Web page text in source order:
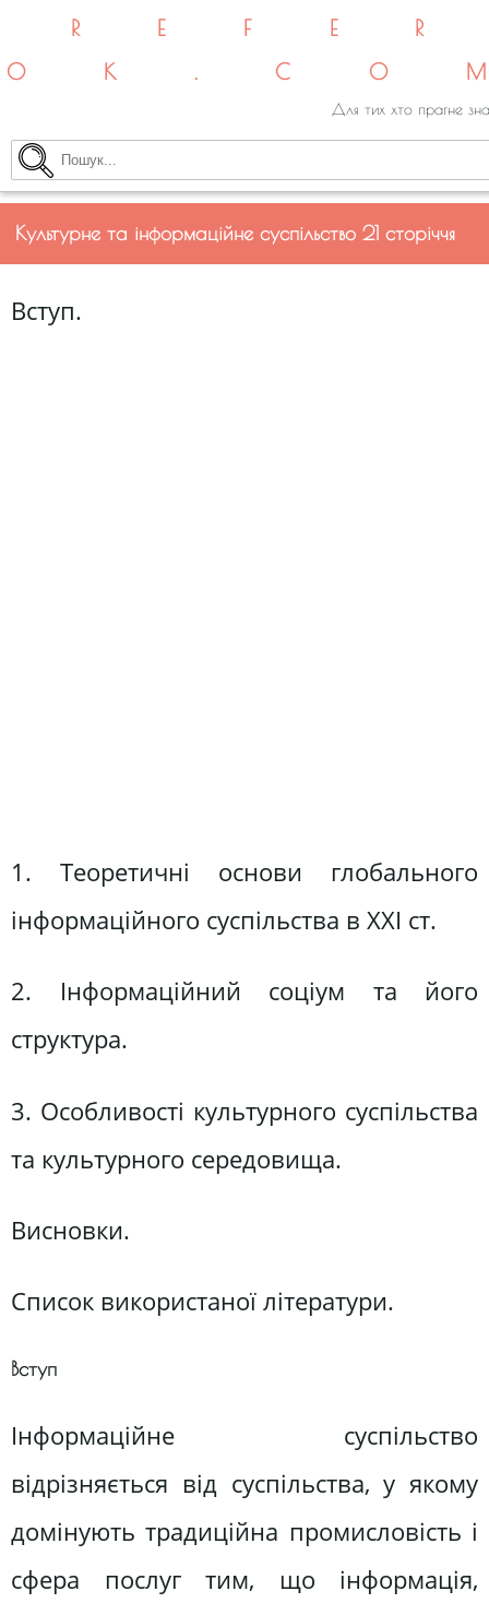
Для тих хто прагне
Культурне та інформаційне суспільство 21 сторіччя
Вступ.
1. Теоретичні основи глобального
інформаційного суспільства в ХХІ ст.
2. Інформаційний соціум та його
структура.
3. Особливості культурного суспільства
та культурного середовища.
Висновки.
Список використаної літератури.
Вступ
Інформаційне суспільство
відрізняється від суспільства, у якому
домінують традиційна промисловість і
сфера послуг тим, що інформація,